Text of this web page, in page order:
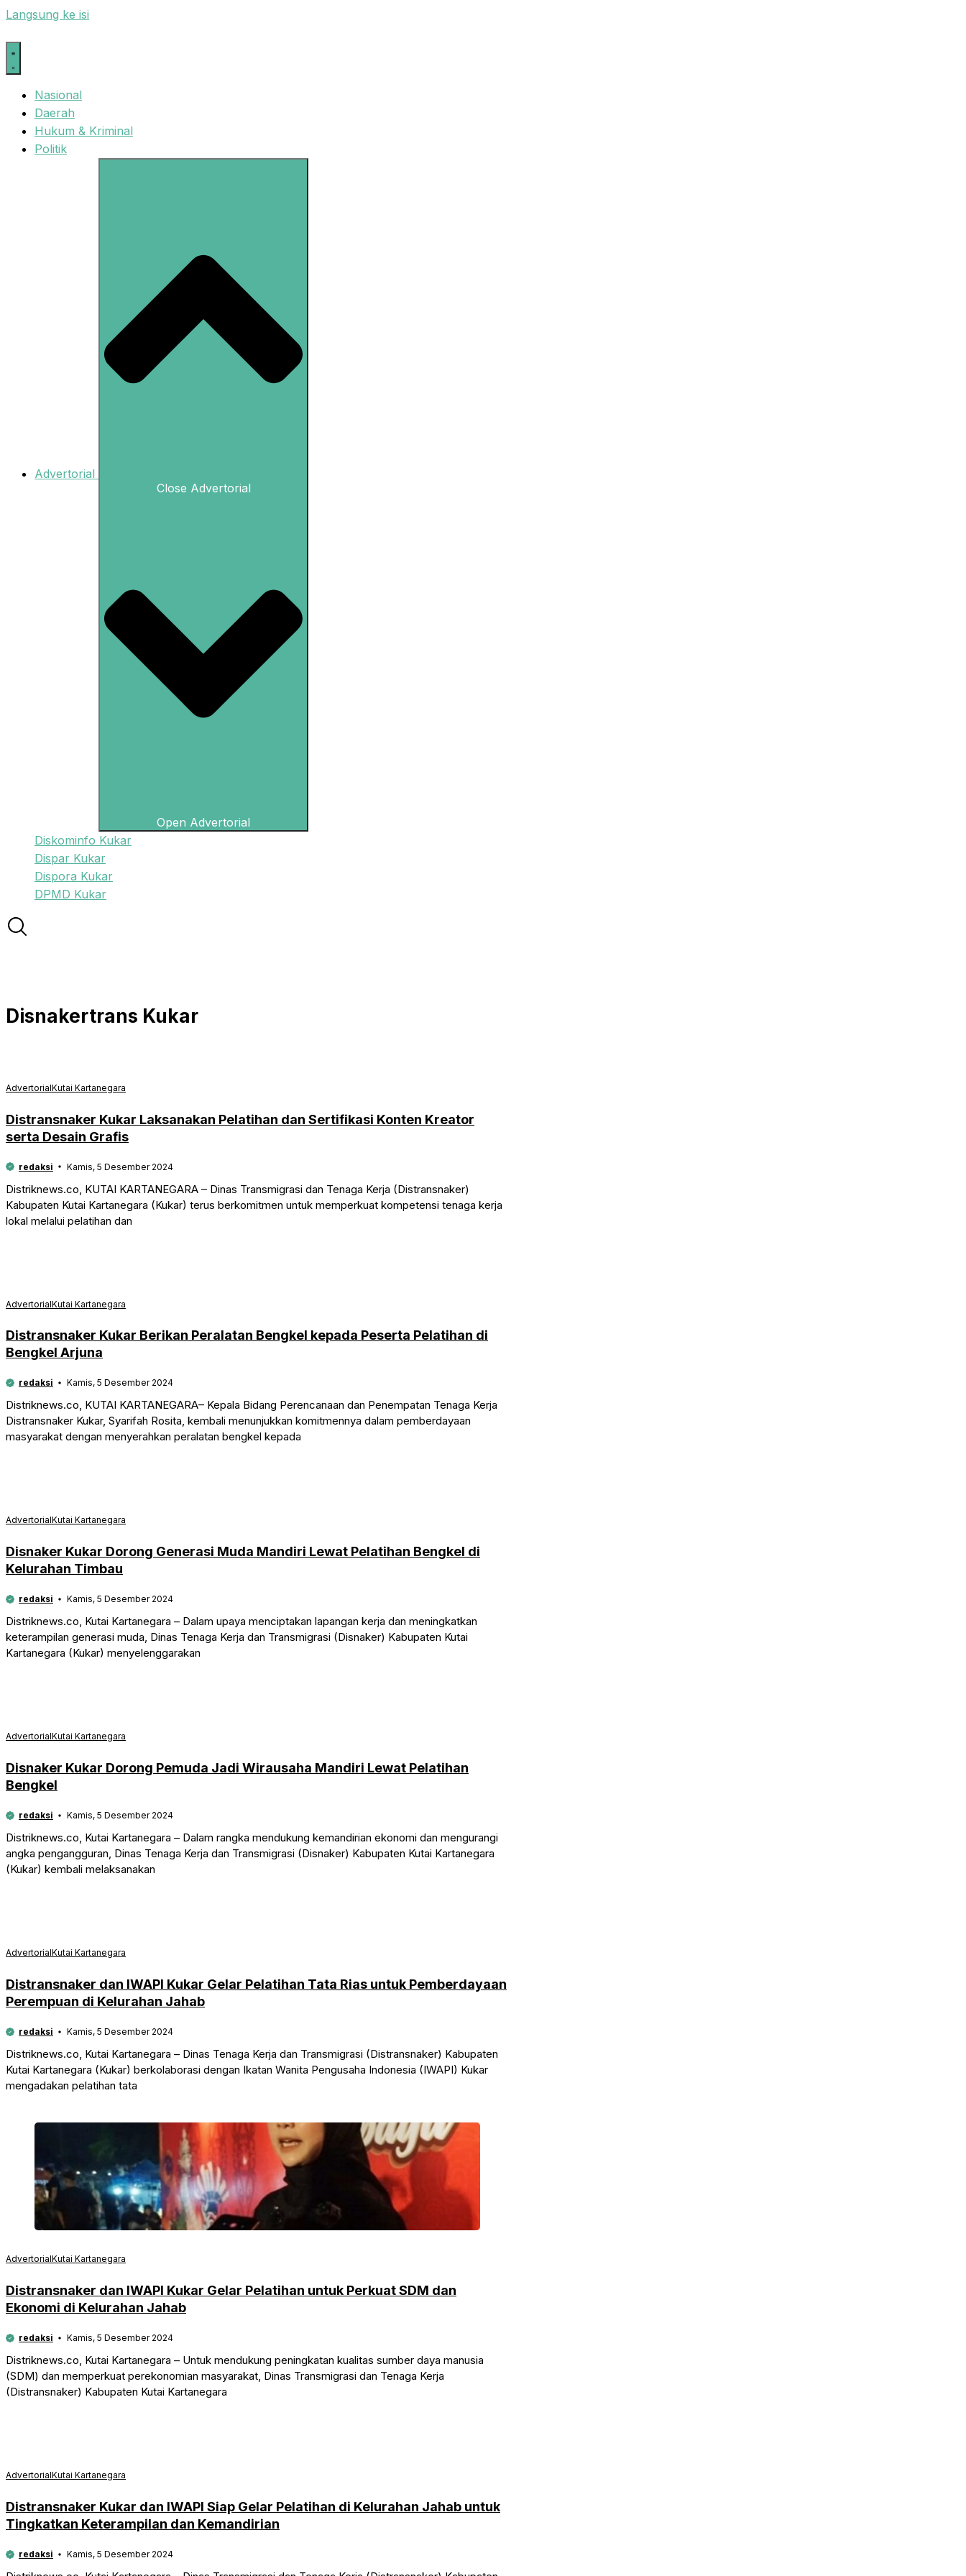
Langsung ke isi
Nasional
Daerah
Hukum & Kriminal
Politik
Advertorial
Close Advertorial
Open Advertorial
Diskominfo Kukar
Dispar Kukar
Dispora Kukar
DPMD Kukar
Disnakertrans Kukar
AdvertorialKutai Kartanegara
Distransnaker Kukar Laksanakan Pelatihan dan Sertifikasi Konten Kreator
serta Desain Grafis
redaksi Kamis, 5 Desember 2024
Distriknews.co, KUTAI KARTANEGARA – Dinas Transmigrasi dan Tenaga Kerja (Distransnaker)
Kabupaten Kutai Kartanegara (Kukar) terus berkomitmen untuk memperkuat kompetensi tenaga kerja
lokal melalui pelatihan dan
AdvertorialKutai Kartanegara
Distransnaker Kukar Berikan Peralatan Bengkel kepada Peserta Pelatihan di
Bengkel Arjuna
redaksi Kamis, 5 Desember 2024
Distriknews.co, KUTAI KARTANEGARA– Kepala Bidang Perencanaan dan Penempatan Tenaga Kerja
Distransnaker Kukar, Syarifah Rosita, kembali menunjukkan komitmennya dalam pemberdayaan
masyarakat dengan menyerahkan peralatan bengkel kepada
AdvertorialKutai Kartanegara
Disnaker Kukar Dorong Generasi Muda Mandiri Lewat Pelatihan Bengkel di
Kelurahan Timbau
redaksi Kamis, 5 Desember 2024
Distriknews.co, Kutai Kartanegara – Dalam upaya menciptakan lapangan kerja dan meningkatkan
keterampilan generasi muda, Dinas Tenaga Kerja dan Transmigrasi (Disnaker) Kabupaten Kutai
Kartanegara (Kukar) menyelenggarakan
AdvertorialKutai Kartanegara
Disnaker Kukar Dorong Pemuda Jadi Wirausaha Mandiri Lewat Pelatihan
Bengkel
redaksi Kamis, 5 Desember 2024
Distriknews.co, Kutai Kartanegara – Dalam rangka mendukung kemandirian ekonomi dan mengurangi
angka pengangguran, Dinas Tenaga Kerja dan Transmigrasi (Disnaker) Kabupaten Kutai Kartanegara
(Kukar) kembali melaksanakan
AdvertorialKutai Kartanegara
Distransnaker dan IWAPI Kukar Gelar Pelatihan Tata Rias untuk Pemberdayaan
Perempuan di Kelurahan Jahab
redaksi Kamis, 5 Desember 2024
Distriknews.co, Kutai Kartanegara – Dinas Tenaga Kerja dan Transmigrasi (Distransnaker) Kabupaten
Kutai Kartanegara (Kukar) berkolaborasi dengan Ikatan Wanita Pengusaha Indonesia (IWAPI) Kukar
mengadakan pelatihan tata
AdvertorialKutai Kartanegara
Distransnaker dan IWAPI Kukar Gelar Pelatihan untuk Perkuat SDM dan
Ekonomi di Kelurahan Jahab
redaksi Kamis, 5 Desember 2024
Distriknews.co, Kutai Kartanegara – Untuk mendukung peningkatan kualitas sumber daya manusia
(SDM) dan memperkuat perekonomian masyarakat, Dinas Transmigrasi dan Tenaga Kerja
(Distransnaker) Kabupaten Kutai Kartanegara
AdvertorialKutai Kartanegara
Distransnaker Kukar dan IWAPI Siap Gelar Pelatihan di Kelurahan Jahab untuk
Tingkatkan Keterampilan dan Kemandirian
redaksi Kamis, 5 Desember 2024